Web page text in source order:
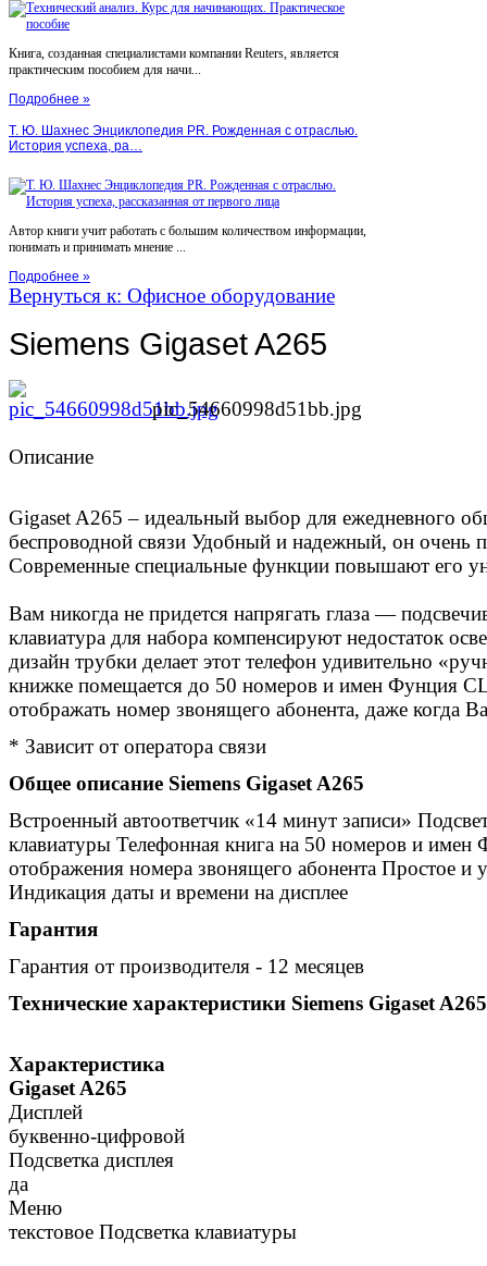
Книга, созданная специалистами компании Reuters, является
практическим пособием для начи...
Подробнее »
Т. Ю. Шахнес Энциклопедия PR. Рожденная с отраслью.
История успеха, ра…
Автор книги учит работать с большим количеством информации,
понимать и принимать мнение ...
Подробнее »
Вернуться к: Офисное оборудование
Siemens Gigaset A265
pic_54660998d51bb.jpg
Описание
Gigaset A265 – идеальный выбор для ежедневного
беспроводной связи Удобный и надежный, он очень
Современные специальные функции повышают его
Вам никогда не придется напрягать глаза —
клавиатура для набора компенсируют недостаток
дизайн трубки делает этот телефон удивительно
книжке помещается до 50 номеров и имен Фунция
отображать номер звонящего абонента, даже когда
* Зависит от оператора связи
Общее описание Siemens Gigaset A265
Встроенный автоответчик «14 минут записи»
клавиатуры Телефонная книга на 50 номеров и
отображения номера звонящего абонента Простое и
Индикация даты и времени на дисплее
Гарантия
Гарантия от производителя - 12 месяцев
Технические характеристики Siemens Gigaset A265
Характеристика
Gigaset A265
Дисплей
буквенно-цифровой
Подсветка дисплея
да
Меню
текстовое Подсветка клавиатуры